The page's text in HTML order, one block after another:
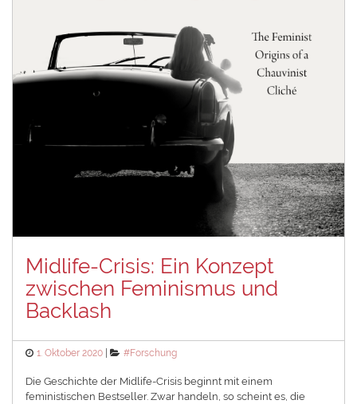
Midlife-Crisis: Ein Konzept
zwischen Feminismus und
Backlash
Posted
1. Oktober 2020 Categories
#Forschung
Die Geschichte der Midlife-Crisis beginnt mit einem
feministischen Bestseller. Zwar handeln, so scheint es, die